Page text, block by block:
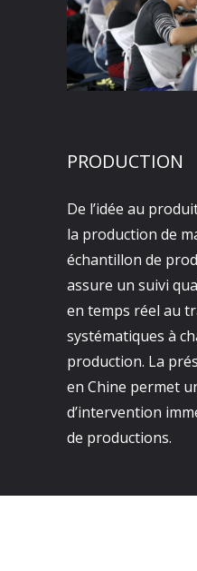
PRODUCTION
De l’idée au
la production de
échantillon de
assure un suivi
en temps réel au
systématiques à
production. La
en Chine permet
d’intervention
de productions.